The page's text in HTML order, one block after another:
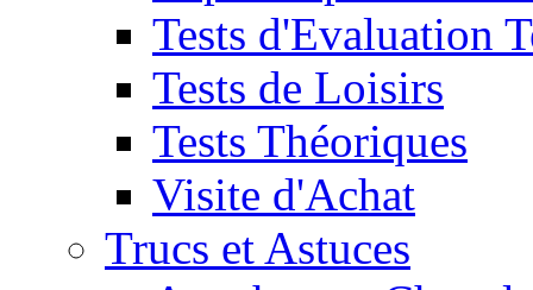
Tests d'Evaluation
Tests de Loisirs
Tests Théoriques
Visite d'Achat
Trucs et Astuces